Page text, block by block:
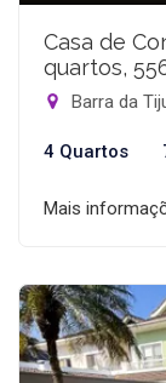
Casa de
quartos,
Barra da
4 Quartos
Mais